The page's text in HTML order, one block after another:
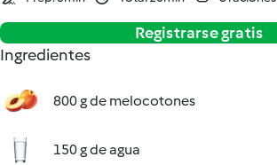
Registrarse gratis
Ingredientes
800 g de melocotones
150 g de agua